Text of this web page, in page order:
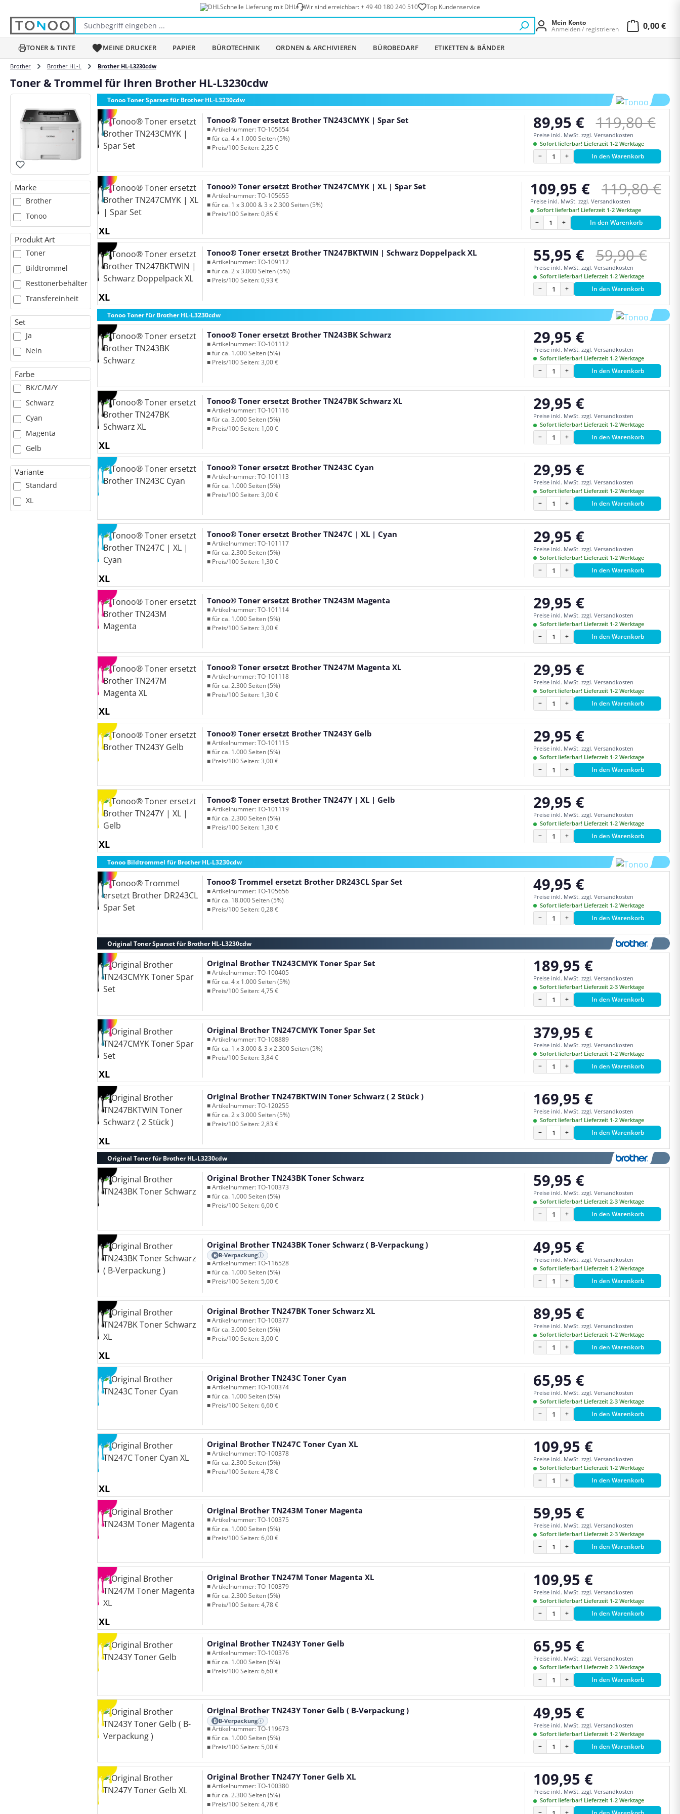
Schnelle Lieferung mit DHL Wir sind erreichbar:+ 49 40 180 240 510 Top Kundenservice
Mein Konto
Anmelden / registrieren
0,00 €
TONER & TINTE MEINE DRUCKER PAPIER BÜROTECHNIK ORDNEN & ARCHIVIEREN BÜROBEDARF ETIKETTEN & BÄNDER
Brother Brother HL-L Brother HL-L3230cdw
Toner & Trommel für Ihren Brother HL-L3230cdw
Marke
Brother
Tonoo
Produkt Art
Toner
Bildtrommel
Resttonerbehälter
Transfereinheit
Set
Ja
Nein
Farbe
BK/C/M/Y
Schwarz
Cyan
Magenta
Gelb
Variante
Standard
XL
Tonoo Toner Sparset für Brother HL-L3230cdw
Tonoo® Toner ersetzt Brother TN243CMYK | Spar Set
■ Artikelnummer: TO-105654
■ für ca. 4 x 1.000 Seiten (5%)
■ Preis/100 Seiten: 2,25 €
Verkaufspreis:
89,95 € Regulärer
119,80 €
Preise inkl. MwSt. zzgl. Versandkosten
Sofort lieferbar! Lieferzeit 1-2 Werktage
− + In den Warenkorb
XL
Tonoo® Toner ersetzt Brother TN247CMYK | XL | Spar Set
■ Artikelnummer: TO-105655
■ für ca. 1 x 3.000 & 3 x 2.300 Seiten (5%)
■ Preis/100 Seiten: 0,85 €
Verkaufspreis:
109,95 € Regulärer
119,80 €
Preise inkl. MwSt. zzgl. Versandkosten
Sofort lieferbar! Lieferzeit 1-2 Werktage
− + In den Warenkorb
XL
Tonoo® Toner ersetzt Brother TN247BKTWIN | Schwarz Doppelpack XL
■ Artikelnummer: TO-109112
■ für ca. 2 x 3.000 Seiten (5%)
■ Preis/100 Seiten: 0,93 €
Verkaufspreis:
55,95 € Regulärer
59,90 €
Preise inkl. MwSt. zzgl. Versandkosten
Sofort lieferbar! Lieferzeit 1-2 Werktage
− + In den Warenkorb
Tonoo Toner für Brother HL-L3230cdw
Tonoo® Toner ersetzt Brother TN243BK Schwarz
■ Artikelnummer: TO-101112
■ für ca. 1.000 Seiten (5%)
■ Preis/100 Seiten: 3,00 €
Regulärer Preis:
29,95 €
Preise inkl. MwSt. zzgl. Versandkosten
Sofort lieferbar! Lieferzeit 1-2 Werktage
− + In den Warenkorb
XL
Tonoo® Toner ersetzt Brother TN247BK Schwarz XL
■ Artikelnummer: TO-101116
■ für ca. 3.000 Seiten (5%)
■ Preis/100 Seiten: 1,00 €
Regulärer Preis:
29,95 €
Preise inkl. MwSt. zzgl. Versandkosten
Sofort lieferbar! Lieferzeit 1-2 Werktage
− + In den Warenkorb
Tonoo® Toner ersetzt Brother TN243C Cyan
■ Artikelnummer: TO-101113
■ für ca. 1.000 Seiten (5%)
■ Preis/100 Seiten: 3,00 €
Regulärer Preis:
29,95 €
Preise inkl. MwSt. zzgl. Versandkosten
Sofort lieferbar! Lieferzeit 1-2 Werktage
− + In den Warenkorb
XL
Tonoo® Toner ersetzt Brother TN247C | XL | Cyan
■ Artikelnummer: TO-101117
■ für ca. 2.300 Seiten (5%)
■ Preis/100 Seiten: 1,30 €
Regulärer Preis:
29,95 €
Preise inkl. MwSt. zzgl. Versandkosten
Sofort lieferbar! Lieferzeit 1-2 Werktage
− + In den Warenkorb
Tonoo® Toner ersetzt Brother TN243M Magenta
■ Artikelnummer: TO-101114
■ für ca. 1.000 Seiten (5%)
■ Preis/100 Seiten: 3,00 €
Regulärer Preis:
29,95 €
Preise inkl. MwSt. zzgl. Versandkosten
Sofort lieferbar! Lieferzeit 1-2 Werktage
− + In den Warenkorb
XL
Tonoo® Toner ersetzt Brother TN247M Magenta XL
■ Artikelnummer: TO-101118
■ für ca. 2.300 Seiten (5%)
■ Preis/100 Seiten: 1,30 €
Regulärer Preis:
29,95 €
Preise inkl. MwSt. zzgl. Versandkosten
Sofort lieferbar! Lieferzeit 1-2 Werktage
− + In den Warenkorb
Tonoo® Toner ersetzt Brother TN243Y Gelb
■ Artikelnummer: TO-101115
■ für ca. 1.000 Seiten (5%)
■ Preis/100 Seiten: 3,00 €
Regulärer Preis:
29,95 €
Preise inkl. MwSt. zzgl. Versandkosten
Sofort lieferbar! Lieferzeit 1-2 Werktage
− + In den Warenkorb
XL
Tonoo® Toner ersetzt Brother TN247Y | XL | Gelb
■ Artikelnummer: TO-101119
■ für ca. 2.300 Seiten (5%)
■ Preis/100 Seiten: 1,30 €
Regulärer Preis:
29,95 €
Preise inkl. MwSt. zzgl. Versandkosten
Sofort lieferbar! Lieferzeit 1-2 Werktage
− + In den Warenkorb
Tonoo Bildtrommel für Brother HL-L3230cdw
Tonoo® Trommel ersetzt Brother DR243CL Spar Set
■ Artikelnummer: TO-105656
■ für ca. 18.000 Seiten (5%)
■ Preis/100 Seiten: 0,28 €
Regulärer Preis:
49,95 €
Preise inkl. MwSt. zzgl. Versandkosten
Sofort lieferbar! Lieferzeit 1-2 Werktage
− + In den Warenkorb
Original Toner Sparset für Brother HL-L3230cdw
Original Brother TN243CMYK Toner Spar Set
■ Artikelnummer: TO-100405
■ für ca. 4 x 1.000 Seiten (5%)
■ Preis/100 Seiten: 4,75 €
Regulärer Preis:
189,95 €
Preise inkl. MwSt. zzgl. Versandkosten
Sofort lieferbar! Lieferzeit 2-3 Werktage
− + In den Warenkorb
XL
Original Brother TN247CMYK Toner Spar Set
■ Artikelnummer: TO-108889
■ für ca. 1 x 3.000 & 3 x 2.300 Seiten (5%)
■ Preis/100 Seiten: 3,84 €
Regulärer Preis:
379,95 €
Preise inkl. MwSt. zzgl. Versandkosten
Sofort lieferbar! Lieferzeit 1-2 Werktage
− + In den Warenkorb
XL
Original Brother TN247BKTWIN Toner Schwarz ( 2 Stück )
■ Artikelnummer: TO-120255
■ für ca. 2 x 3.000 Seiten (5%)
■ Preis/100 Seiten: 2,83 €
Regulärer Preis:
169,95 €
Preise inkl. MwSt. zzgl. Versandkosten
Sofort lieferbar! Lieferzeit 1-2 Werktage
− + In den Warenkorb
Original Toner für Brother HL-L3230cdw
Original Brother TN243BK Toner Schwarz
■ Artikelnummer: TO-100373
■ für ca. 1.000 Seiten (5%)
■ Preis/100 Seiten: 6,00 €
Regulärer Preis:
59,95 €
Preise inkl. MwSt. zzgl. Versandkosten
Sofort lieferbar! Lieferzeit 2-3 Werktage
− + In den Warenkorb
Original Brother TN243BK Toner Schwarz ( B-Verpackung )
B B-Verpackung i
■ Artikelnummer: TO-116528
■ für ca. 1.000 Seiten (5%)
■ Preis/100 Seiten: 5,00 €
Regulärer Preis:
49,95 €
Preise inkl. MwSt. zzgl. Versandkosten
Sofort lieferbar! Lieferzeit 1-2 Werktage
− + In den Warenkorb
XL
Original Brother TN247BK Toner Schwarz XL
■ Artikelnummer: TO-100377
■ für ca. 3.000 Seiten (5%)
■ Preis/100 Seiten: 3,00 €
Regulärer Preis:
89,95 €
Preise inkl. MwSt. zzgl. Versandkosten
Sofort lieferbar! Lieferzeit 1-2 Werktage
− + In den Warenkorb
Original Brother TN243C Toner Cyan
■ Artikelnummer: TO-100374
■ für ca. 1.000 Seiten (5%)
■ Preis/100 Seiten: 6,60 €
Regulärer Preis:
65,95 €
Preise inkl. MwSt. zzgl. Versandkosten
Sofort lieferbar! Lieferzeit 2-3 Werktage
− + In den Warenkorb
XL
Original Brother TN247C Toner Cyan XL
■ Artikelnummer: TO-100378
■ für ca. 2.300 Seiten (5%)
■ Preis/100 Seiten: 4,78 €
Regulärer Preis:
109,95 €
Preise inkl. MwSt. zzgl. Versandkosten
Sofort lieferbar! Lieferzeit 1-2 Werktage
− + In den Warenkorb
Original Brother TN243M Toner Magenta
■ Artikelnummer: TO-100375
■ für ca. 1.000 Seiten (5%)
■ Preis/100 Seiten: 6,00 €
Regulärer Preis:
59,95 €
Preise inkl. MwSt. zzgl. Versandkosten
Sofort lieferbar! Lieferzeit 2-3 Werktage
− + In den Warenkorb
XL
Original Brother TN247M Toner Magenta XL
■ Artikelnummer: TO-100379
■ für ca. 2.300 Seiten (5%)
■ Preis/100 Seiten: 4,78 €
Regulärer Preis:
109,95 €
Preise inkl. MwSt. zzgl. Versandkosten
Sofort lieferbar! Lieferzeit 1-2 Werktage
− + In den Warenkorb
Original Brother TN243Y Toner Gelb
■ Artikelnummer: TO-100376
■ für ca. 1.000 Seiten (5%)
■ Preis/100 Seiten: 6,60 €
Regulärer Preis:
65,95 €
Preise inkl. MwSt. zzgl. Versandkosten
Sofort lieferbar! Lieferzeit 2-3 Werktage
− + In den Warenkorb
Original Brother TN243Y Toner Gelb ( B-Verpackung )
B B-Verpackung i
■ Artikelnummer: TO-119673
■ für ca. 1.000 Seiten (5%)
■ Preis/100 Seiten: 5,00 €
Regulärer Preis:
49,95 €
Preise inkl. MwSt. zzgl. Versandkosten
Sofort lieferbar! Lieferzeit 1-2 Werktage
− + In den Warenkorb
Original Brother TN247Y Toner Gelb XL
■ Artikelnummer: TO-100380
■ für ca. 2.300 Seiten (5%)
■ Preis/100 Seiten: 4,78 €
Regulärer Preis:
109,95 €
Preise inkl. MwSt. zzgl. Versandkosten
Sofort lieferbar! Lieferzeit 1-2 Werktage